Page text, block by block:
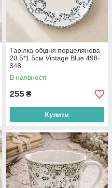
Тарілка обідня порцелянова
20.5*1.5см Vintage Blue 498-
348
В наявності
255 ₴
Купити